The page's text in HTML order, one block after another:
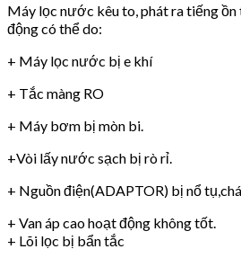
Máy lọc nước kêu to, phát ra tiếng
động có thể do:
+ Máy lọc nước bị e khí
+ Tắc màng RO
+ Máy bơm bị mòn bi.
+Vòi lấy nước sạch bị rò rỉ.
+ Nguồn điện(ADAPTOR) bị nổ
+ Van áp cao hoạt động không tốt.
+ Lõi lọc bị bẩn tắc